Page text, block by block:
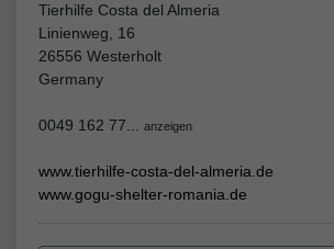
Tierhilfe Costa del Almeria
Linienweg, 16
26556 Westerholt
Germany
0049 162 77... anzeigen
www.tierhilfe-costa-del-almeria.de
www.gogu-shelter-romania.de